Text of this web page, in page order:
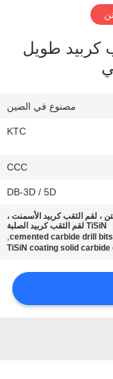
كربيد طويل
مصنوع في الصين
KTC
CCC
DB-3D / 5D
، لقم الثقب كربيد الأسمنت ،
TiSiN لقم الثقب كربيد الصلبة
cemented carbide drill bits
,
TiSiN coating solid carbide